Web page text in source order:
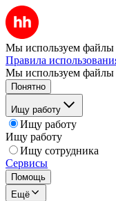
Мы используем файлы
Правила
Мы используем файлы
Понятно
Ищу работу
Ищу работу
Ищу работу
Ищу сотрудника
Сервисы
Помощь
Ещё